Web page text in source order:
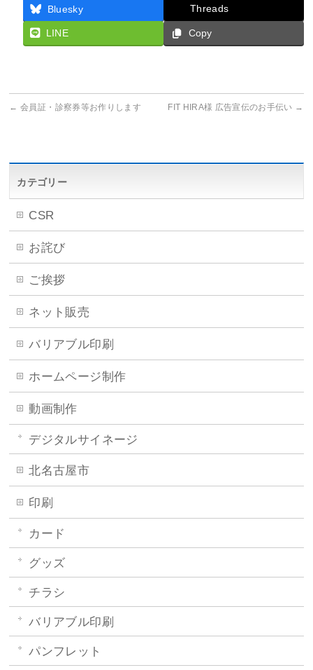
Bluesky Threads
LINE Copy
← 会員証・診察券等お作りします FIT HIRA様 広告宣伝のお手伝い →
カテゴリー
CSR
お詫び
ご挨拶
ネット販売
バリアブル印刷
ホームページ制作
動画制作
デジタルサイネージ
北名古屋市
印刷
カード
グッズ
チラシ
バリアブル印刷
パンフレット